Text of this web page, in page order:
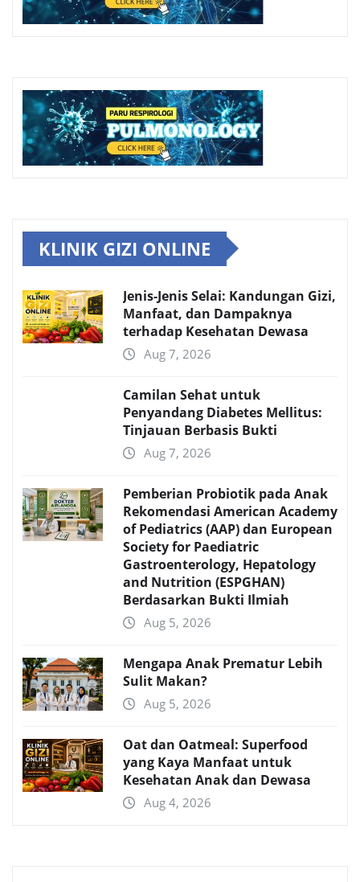
KLINIK GIZI ONLINE
Jenis-Jenis Selai: Kandungan Gizi,
Manfaat, dan Dampaknya
terhadap Kesehatan Dewasa
Aug 7, 2026
Camilan Sehat untuk
Penyandang Diabetes Mellitus:
Tinjauan Berbasis Bukti
Aug 7, 2026
Pemberian Probiotik pada Anak
Rekomendasi American Academy
of Pediatrics (AAP) dan European
Society for Paediatric
Gastroenterology, Hepatology
and Nutrition (ESPGHAN)
Berdasarkan Bukti Ilmiah
Aug 5, 2026
Mengapa Anak Prematur Lebih
Sulit Makan?
Aug 5, 2026
Oat dan Oatmeal: Superfood
yang Kaya Manfaat untuk
Kesehatan Anak dan Dewasa
Aug 4, 2026